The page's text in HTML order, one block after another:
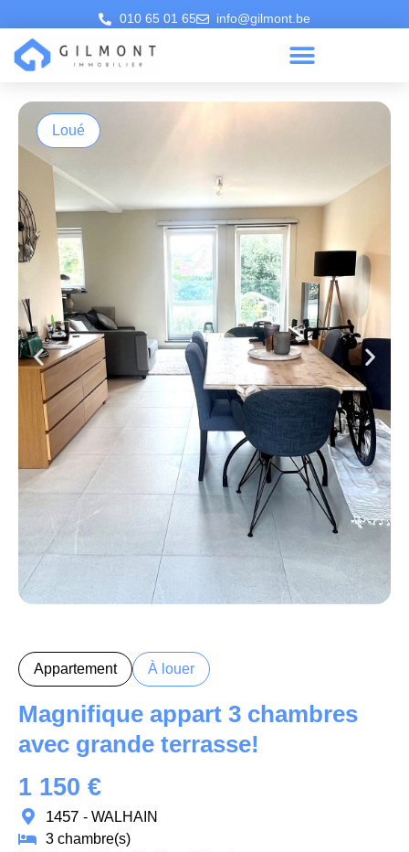
010 65 01 65 info@gilmont.be
Loué
Appartement À louer
Magnifique appart 3 chambres
avec grande terrasse!
1 150 €
1457 - WALHAIN
3 chambre(s)